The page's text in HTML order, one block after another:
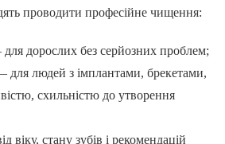
проводити професійне чищення:
дорослих без серйозних проблем;
людей з імплантами, брекетами,
схильністю до утворення
віку, стану зубів і рекомендацій